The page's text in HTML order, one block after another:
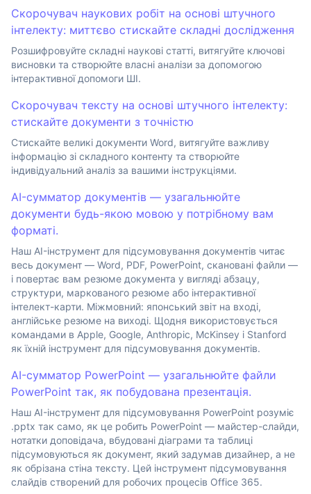
Скорочувач наукових робіт на основі штучного
інтелекту: миттєво стискайте складні дослідження
Розшифровуйте складні наукові статті, витягуйте ключові
висновки та створюйте власні аналізи за допомогою
інтерактивної допомоги ШІ.
Скорочувач тексту на основі штучного інтелекту:
стискайте документи з точністю
Стискайте великі документи Word, витягуйте важливу
інформацію зі складного контенту та створюйте
індивідуальний аналіз за вашими інструкціями.
AI-сумматор документів — узагальнюйте
документи будь-якою мовою у потрібному вам
форматі.
Наш AI-інструмент для підсумовування документів читає
весь документ — Word, PDF, PowerPoint, скановані файли —
і повертає вам резюме документа у вигляді абзацу,
структури, маркованого резюме або інтерактивної
інтелект-карти. Міжмовний: японський звіт на вході,
англійське резюме на виході. Щодня використовується
командами в Apple, Google, Anthropic, McKinsey і Stanford
як їхній інструмент для підсумовування документів.
AI-сумматор PowerPoint — узагальнюйте файли
PowerPoint так, як побудована презентація.
Наш AI-інструмент для підсумовування PowerPoint розуміє
.pptx так само, як це робить PowerPoint — майстер-слайди,
нотатки доповідача, вбудовані діаграми та таблиці
підсумовуються як документ, який задумав дизайнер, а не
як обрізана стіна тексту. Цей інструмент підсумовування
слайдів створений для робочих процесів Office 365.